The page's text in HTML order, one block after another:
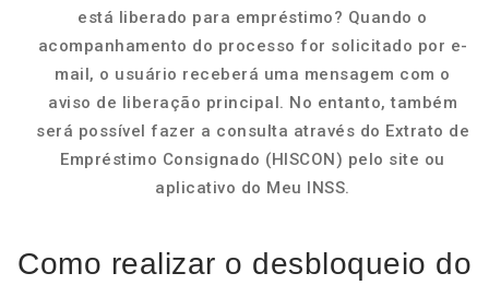
está liberado para empréstimo? Quando o
acompanhamento do processo for solicitado por e-
mail, o usuário receberá uma mensagem com o
aviso de liberação principal. No entanto, também
será possível fazer a consulta através do Extrato de
Empréstimo Consignado (HISCON) pelo site ou
aplicativo do Meu INSS.
Como realizar o desbloqueio do